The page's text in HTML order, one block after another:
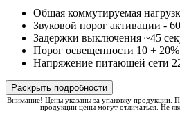
Общая коммутируемая
Звуковой порог активации -
Задержки выключения ~45
Порог освещенности 10 +
Напряжение питающей сети
Раскрыть подробности
Внимание! Цены указаны за упаковку продукции.
продукции цены могут отличаться. Не